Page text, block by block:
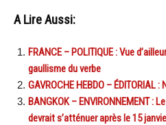
A Lire Aussi:
FRANCE – POLITIQUE : Vue
gaullisme du verbe
GAVROCHE HEBDO – ÉDITORIAL
BANGKOK – ENVIRONNEMENT :
devrait s’atténuer après le 15